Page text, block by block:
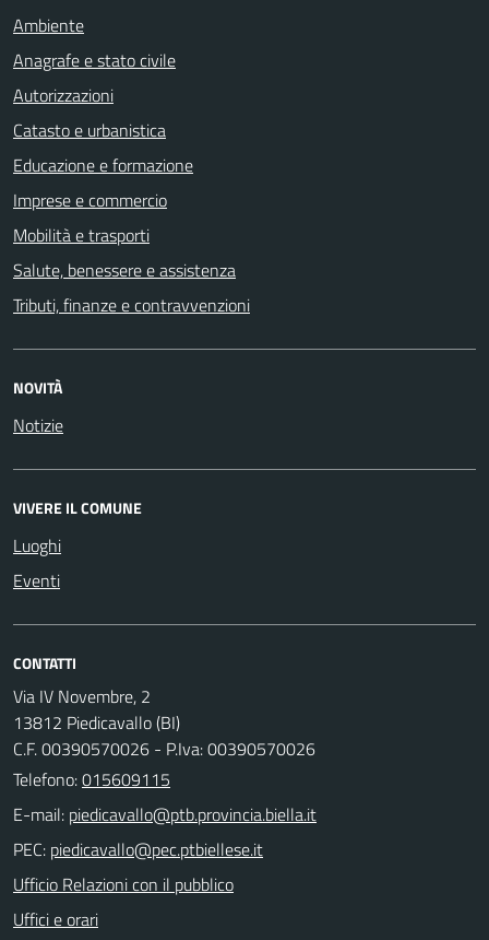
Ambiente
Anagrafe e stato civile
Autorizzazioni
Catasto e urbanistica
Educazione e formazione
Imprese e commercio
Mobilità e trasporti
Salute, benessere e assistenza
Tributi, finanze e contravvenzioni
NOVITÀ
Notizie
VIVERE IL COMUNE
Luoghi
Eventi
CONTATTI
Via IV Novembre, 2
13812 Piedicavallo (BI)
C.F. 00390570026 - P.Iva: 00390570026
Telefono:015609115
E-mail:
PEC:
Ufficio Relazioni con il pubblico
Uffici e orari